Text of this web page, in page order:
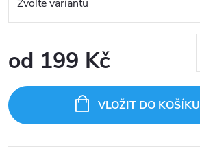
od 199 Kč
cena:
VLOŽIT DO KOŠÍKU